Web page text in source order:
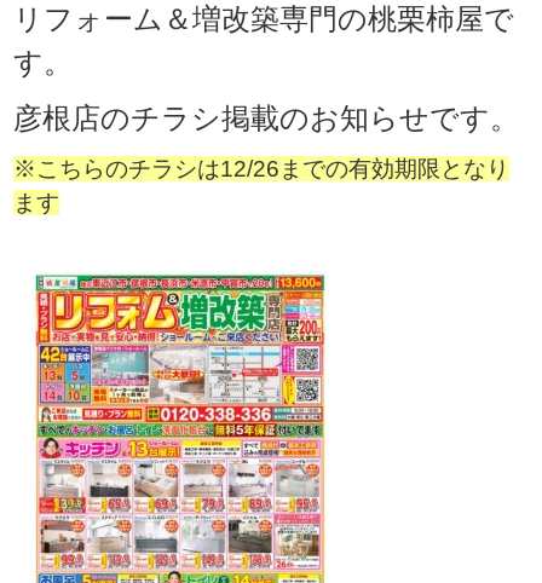
リフォーム＆増改築専門の桃栗柿屋で
す。
彦根店のチラシ掲載のお知らせです。
※こちらのチラシは12/26までの有効期限となり
ます